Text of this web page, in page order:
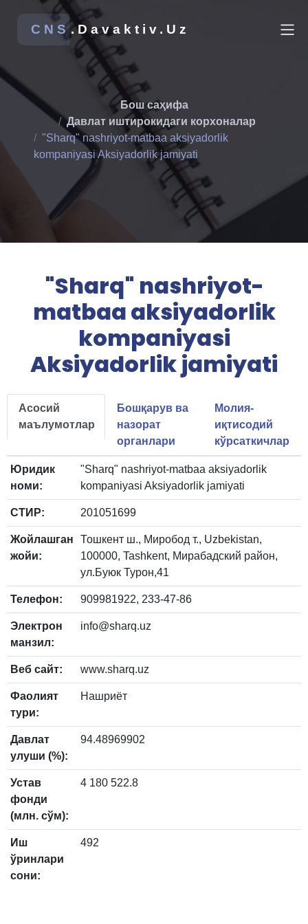
CNS.Davaktiv.Uz
Бош саҳифа
Давлат иштирокидаги корхоналар
"Sharq" nashriyot-matbaa aksiyadorlik
kompaniyasi Aksiyadorlik jamiyati
"Sharq" nashriyot-
matbaa aksiyadorlik
kompaniyasi
Aksiyadorlik jamiyati
Асосий
маълумотлар
Бошқарув ва
назорат
органлари
Молия-
иқтисодий
кўрсаткичлар
Юридик
номи:
"Sharq" nashriyot-matbaa aksiyadorlik
kompaniyasi Aksiyadorlik jamiyati
СТИР: 201051699
Жойлашган
жойи:
Тошкент ш., Миробод т., Uzbekistan,
100000, Tashkent, Мирабадский район,
ул.Буюк Турон,41
Телефон: 909981922, 233-47-86
Электрон
манзил:
info@sharq.uz
Веб сайт: www.sharq.uz
Фаолият
тури:
Нашриёт
Давлат
улуши (%):
94.48969902
Устав
фонди
(млн. сўм):
4 180 522.8
Иш
ўринлари
сони:
492